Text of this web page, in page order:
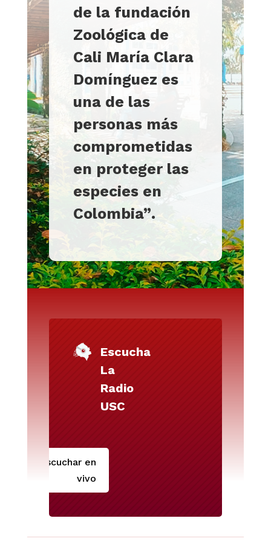
de la fundación
Zoológica de
Cali María Clara
Domínguez es
una de las
personas más
comprometidas
en proteger las
especies en
Colombia”.
Escucha
La
Radio
USC
Escuchar en
vivo